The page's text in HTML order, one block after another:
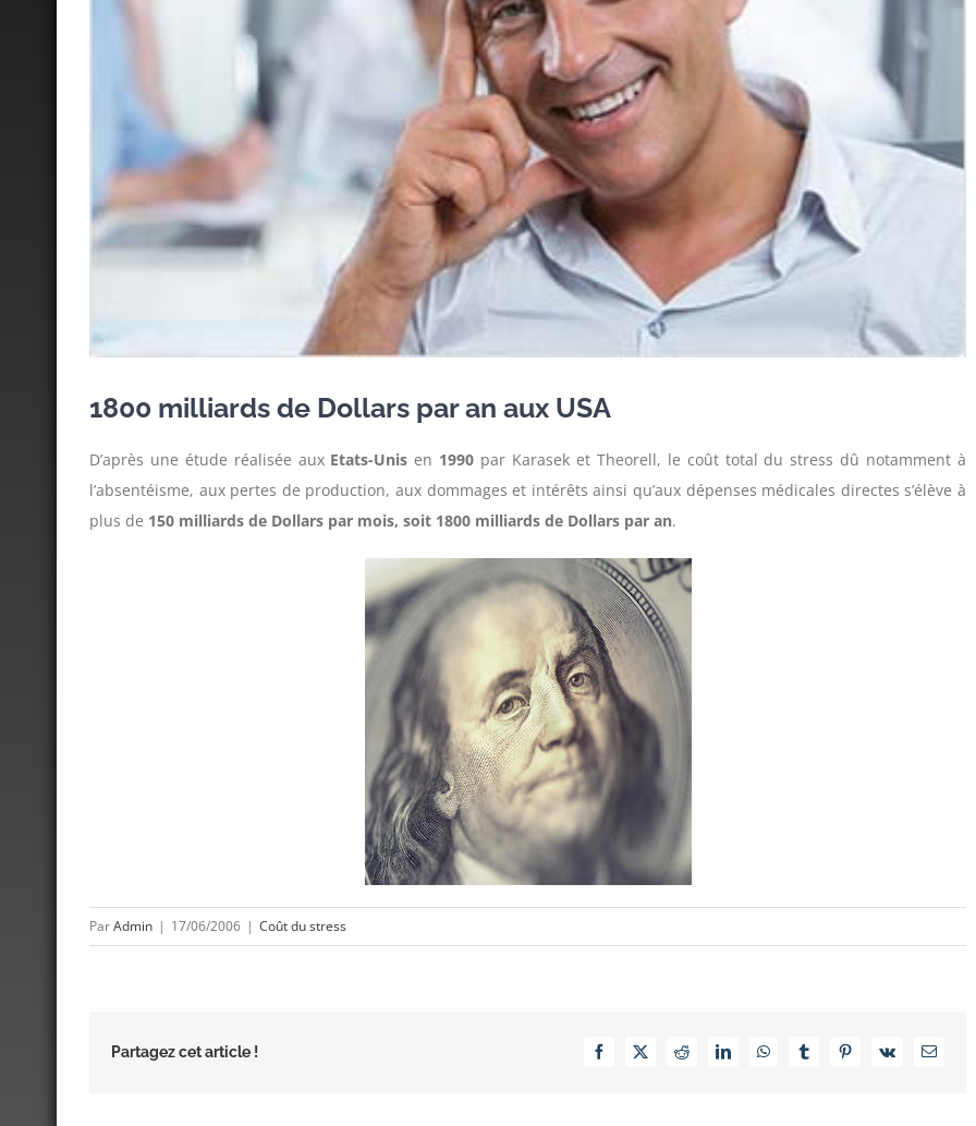
1800 milliards de Dollars par an aux USA
D’après une étude réalisée aux Etats-Unis en 1990 par Karasek et Theorell, le coût total du stress dû notamment à
l’absentéisme, aux pertes de production, aux dommages et intérêts ainsi qu’aux dépenses médicales directes s’élève à
plus de 150 milliards de Dollars par mois, soit 1800 milliards de Dollars par an.
ParAdmin | 17/06/2006 | Coût du stress
Partagez cet article ! Facebook
X RedditLinkedInWhatsAppTumblrPinterest
Vk Email